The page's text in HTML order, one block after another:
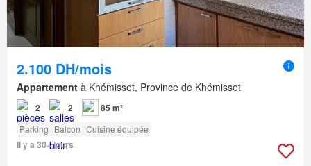
2.100 DH/mois
Appartement à Khémisset, Province de Khémisset
2 2 85 m²
Parking Balcon Cuisine équipée
Il y a 30+ jours